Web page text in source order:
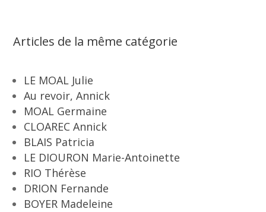
Articles de la même catégorie
LE MOAL Julie
Au revoir, Annick
MOAL Germaine
CLOAREC Annick
BLAIS Patricia
LE DIOURON Marie-Antoinette
RIO Thérèse
DRION Fernande
BOYER Madeleine